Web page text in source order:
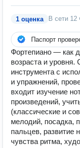
1 оценка В сети 12
Паспорт
Фортепиано — как
возраста и
инструмента с
и упражнений,
входит изучение
произведений,
(классические и
мелодий, посадка,
пальцев, развитие
чувства ритма,